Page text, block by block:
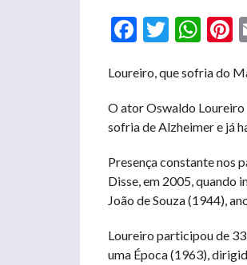
FacebookTwitter
Loureiro, que sofria do
O ator Oswaldo Loureiro
sofria de Alzheimer e já
Presença constante nos
Disse, em 2005, quando
João de Souza (1944),
Loureiro participou de
uma Época (1963),